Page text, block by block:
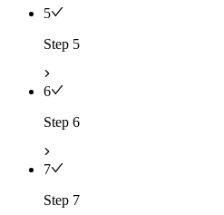
5
Step 5
6
Step 6
7
Step 7